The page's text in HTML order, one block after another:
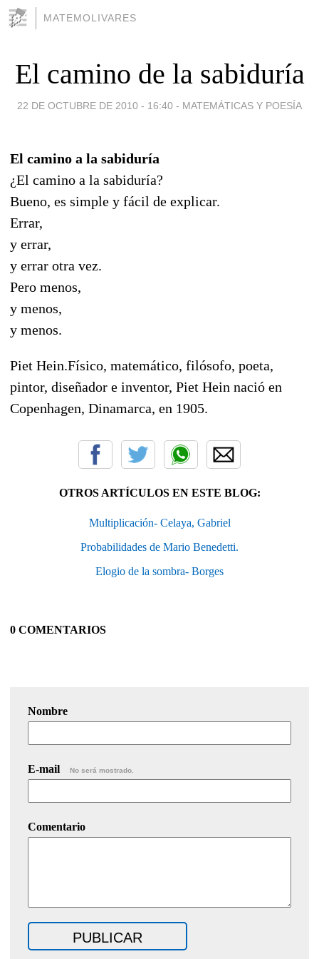
MATEMOLIVARES
El camino de la sabiduría
22 DE OCTUBRE DE 2010 - 16:40 - MATEMÁTICAS Y POESÍA
El camino a la sabiduría
¿El camino a la sabiduría?
Bueno, es simple y fácil de explicar.
Errar,
y errar,
y errar otra vez.
Pero menos,
y menos,
y menos.
Piet Hein.Físico, matemático, filósofo, poeta,
pintor, diseñador e inventor, Piet Hein nació en
Copenhagen, Dinamarca, en 1905.
OTROS ARTÍCULOS EN ESTE BLOG:
Multiplicación- Celaya, Gabriel
Probabilidades de Mario Benedetti.
Elogio de la sombra- Borges
0 COMENTARIOS
Nombre
E-mail No será mostrado.
Comentario